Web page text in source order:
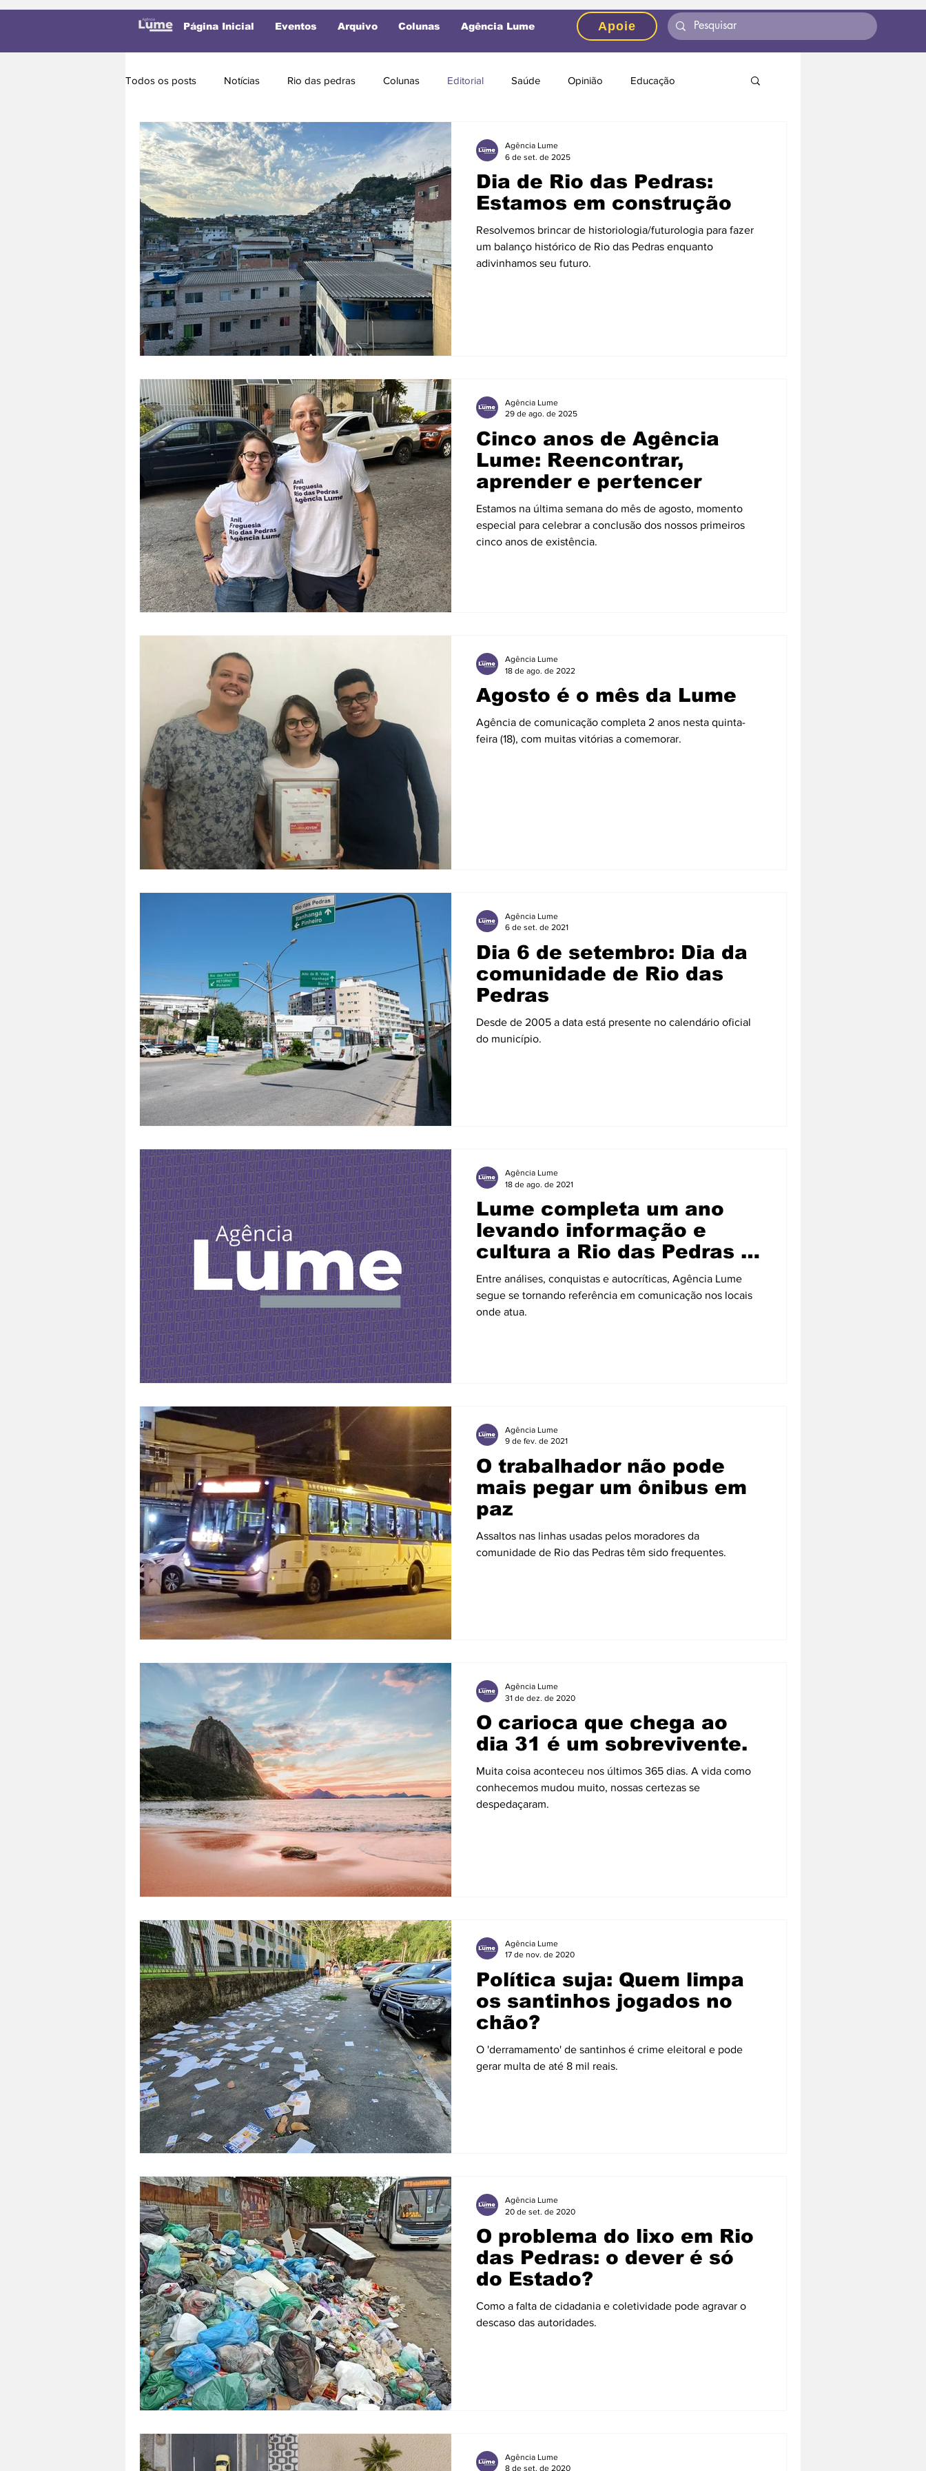
Página Inicial Eventos Arquivo Colunas Agência Lume Apoie
Todos os posts Notícias Rio das pedras Colunas Editorial Saúde Opinião Educação
Saneamento Desordem urbana Cultura
Variedades Freguesia IHBAJA Eventos ACONTECE Eleições 2022 Oportunidades
Eleições 2024
Dia de Rio das Pedras:
Estamos em construção
Resolvemos brincar de historiologia/futurologia para fazer
um balanço histórico de Rio das Pedras enquanto
adivinhamos seu futuro.
Agência Lume
6 de set. de 2025
Cinco anos de Agência
Lume: Reencontrar,
aprender e pertencer
Estamos na última semana do mês de agosto, momento
especial para celebrar a conclusão dos nossos primeiros
cinco anos de existência.
Agência Lume
29 de ago. de 2025
Agosto é o mês da Lume
Agência de comunicação completa 2 anos nesta quinta-
feira (18), com muitas vitórias a comemorar.
Agência Lume
18 de ago. de 2022
Dia 6 de setembro: Dia da
comunidade de Rio das
Pedras
Desde de 2005 a data está presente no calendário oficial
do município.
Agência Lume
6 de set. de 2021
Lume completa um ano
levando informação e
cultura a Rio das Pedras e
Freguesia
Entre análises, conquistas e autocríticas, Agência Lume
segue se tornando referência em comunicação nos locais
onde atua.
Agência Lume
18 de ago. de 2021
O trabalhador não pode
mais pegar um ônibus em
paz
Assaltos nas linhas usadas pelos moradores da
comunidade de Rio das Pedras têm sido frequentes.
Agência Lume
9 de fev. de 2021
O carioca que chega ao
dia 31 é um sobrevivente.
Muita coisa aconteceu nos últimos 365 dias. A vida como
conhecemos mudou muito, nossas certezas se
despedaçaram.
Agência Lume
31 de dez. de 2020
Política suja: Quem limpa
os santinhos jogados no
chão?
O 'derramamento' de santinhos é crime eleitoral e pode
gerar multa de até 8 mil reais.
Agência Lume
17 de nov. de 2020
O problema do lixo em Rio
das Pedras: o dever é só
do Estado?
Como a falta de cidadania e coletividade pode agravar o
descaso das autoridades.
Agência Lume
20 de set. de 2020
Agência Lume
8 de set. de 2020